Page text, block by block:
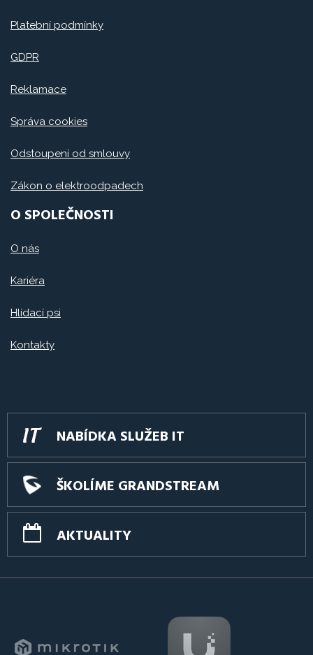
Platební podmínky
GDPR
Reklamace
Správa cookies
Odstoupení od smlouvy
Zákon o elektroodpadech
O SPOLEČNOSTI
O nás
Kariéra
Hlídací psi
Kontakty
NABÍDKA SLUŽEB IT
ŠKOLÍME GRANDSTREAM
AKTUALITY